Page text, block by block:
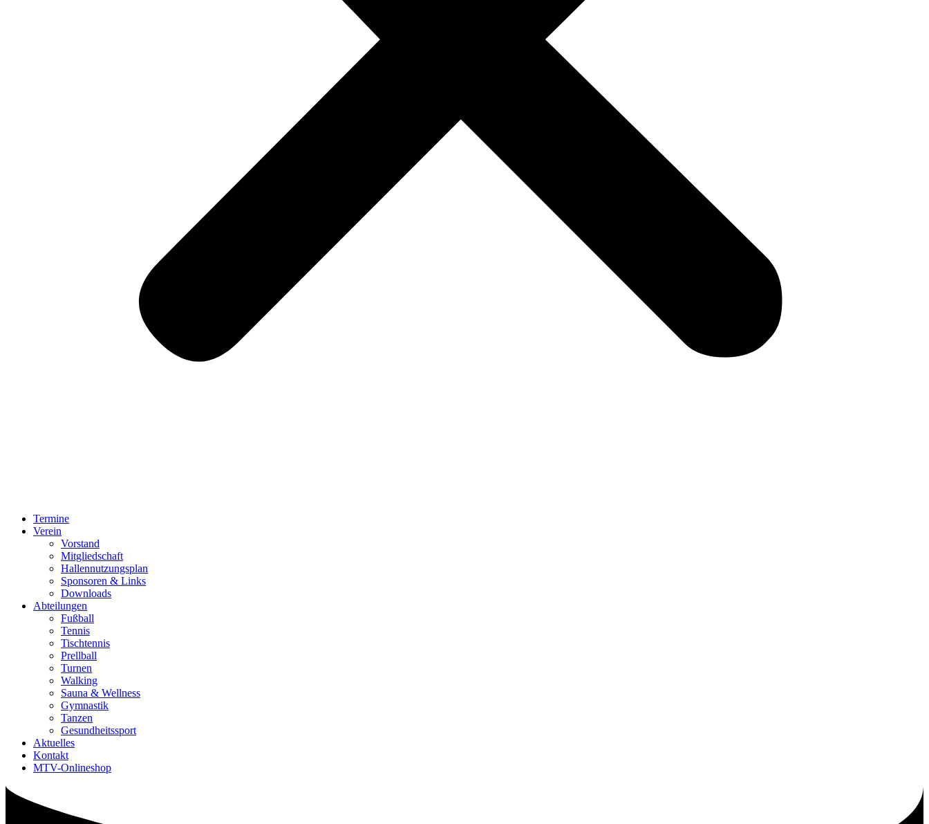
Termine
Verein
Vorstand
Mitgliedschaft
Hallennutzungsplan
Sponsoren & Links
Downloads
Abteilungen
Fußball
Tennis
Tischtennis
Prellball
Turnen
Walking
Sauna & Wellness
Gymnastik
Tanzen
Gesundheitssport
Aktuelles
Kontakt
MTV-Onlineshop